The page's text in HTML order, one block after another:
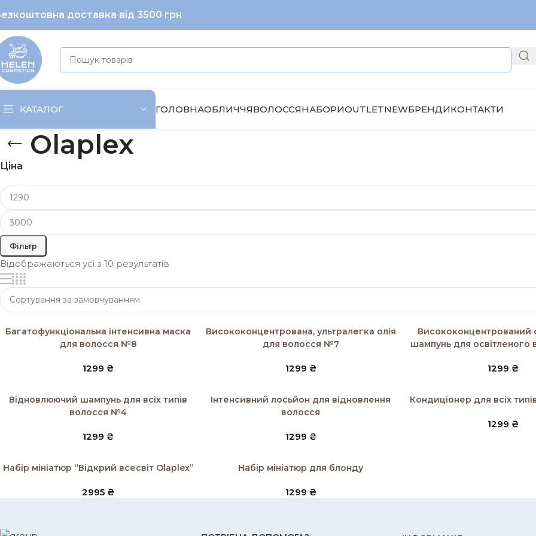
доставка від 3500 грн
КАТАЛОГ ГОЛОВНАОБЛИЧЧЯВОЛОССЯНАБОРИOUTLETNEWБРЕНДИКОНТАКТИ
Olaplex
Ціна
Фільтр
Відображаються усі з 10 результатів
Додати в кошик
Багатофункціональна інтенсивна маска
для волосся №8
1299 ₴
Додати в кошик
Висококонцентрована, ультралегка олія
для волосся №7
1299 ₴
Додати в кошик
Висококонцентрований
шампунь для
1299 ₴
Додати в кошик
Відновлюючий шампунь для всіх типів
волосся №4
1299 ₴
Додати в кошик
Інтенсивний лосьйон для відновлення
волосся
1299 ₴
Додати в кошик
Кондиціонер для всіх
1299 ₴
Додати в кошик
Набір мініатюр “Відкрий всесвіт Оlaplex”
2995 ₴
Додати в кошик
Набір мініатюр для блонду
1299 ₴